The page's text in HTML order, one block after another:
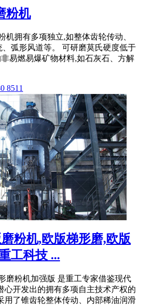
粉机
机拥有多项独立,如整体齿轮传动、
弧形风道等。 可研磨莫氏硬度低于
易燃易爆矿物材料,如石灰石、方解
8511
粉机,欧版梯形磨,欧版
工科技 ...
磨粉机加强版 是重工专家借鉴现代
心开发出的拥有多项自主技术产权的
用了锥齿轮整体传动、内部稀油润滑